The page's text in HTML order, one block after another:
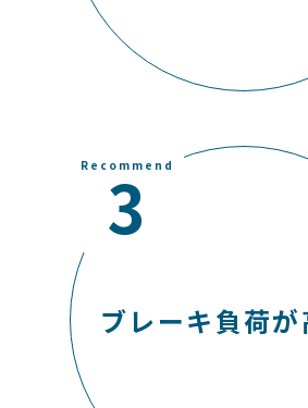
Recommend
3
ブレーキ負荷